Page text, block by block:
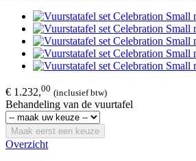
€ 1.232,00 (inclusief btw)
Behandeling van de vuurtafel
Maak eerst een keuze
Overzicht